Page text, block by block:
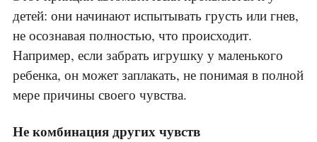
детей: они начинают испытывать грусть или гнев,
не осознавая полностью, что происходит.
Например, если забрать игрушку у маленького
ребенка, он может заплакать, не понимая в полной
мере причины своего чувства.
Не комбинация других чувств